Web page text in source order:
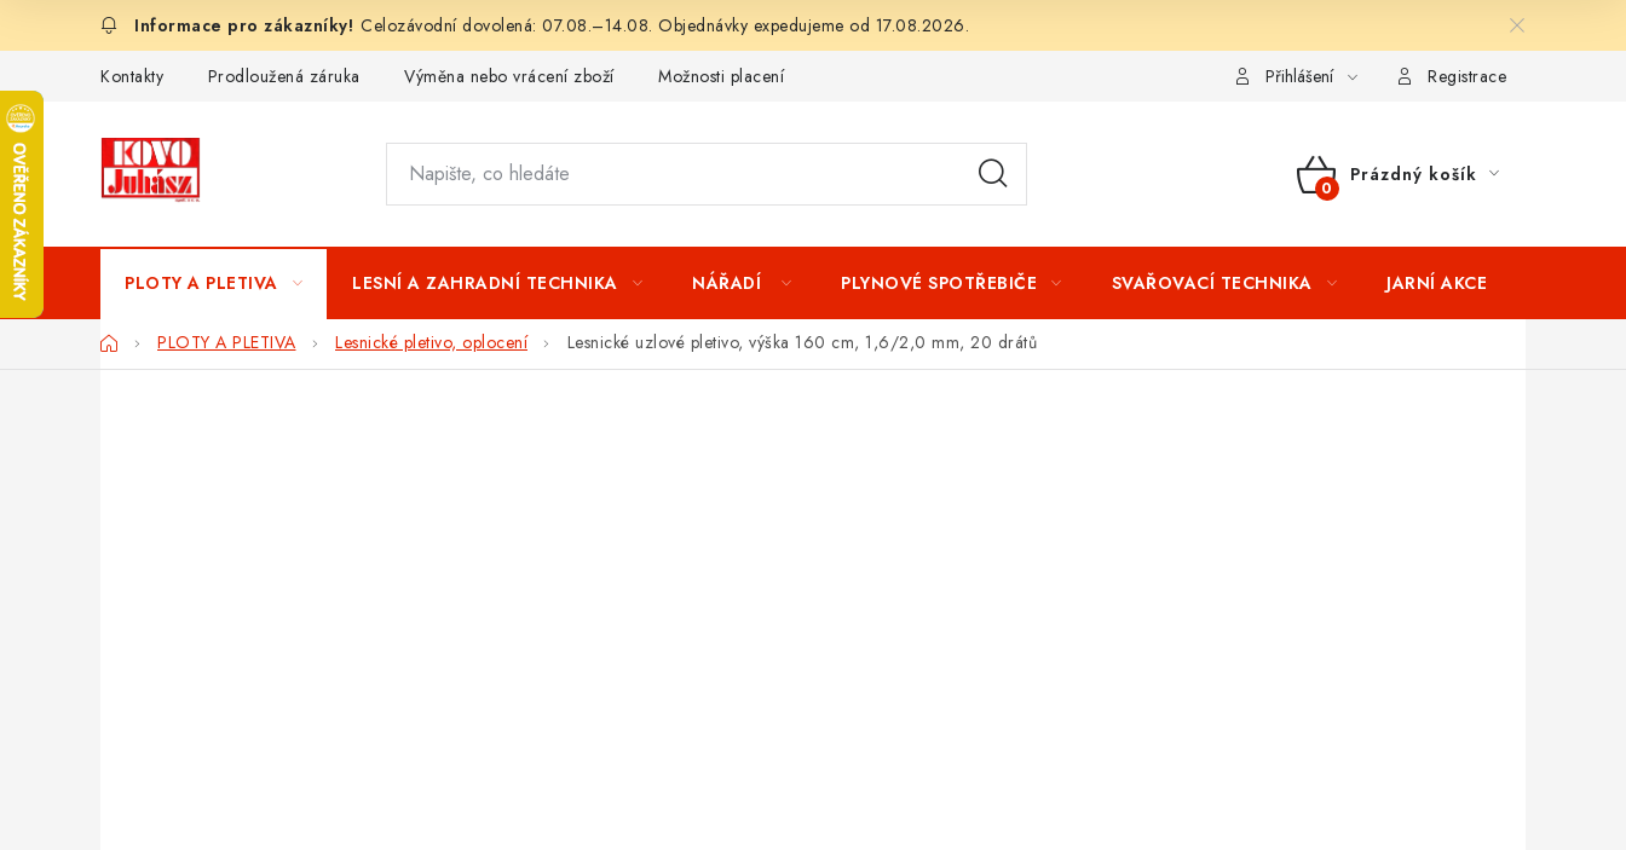
Celozávodní dovolená: 07.08.–14.08. Objednávky expedujeme od 17.08.2026.
Kontakty Prodloužená záruka Výměna nebo vrácení zboží Možnosti placení Splátkový prodej Tabulka velikostí oblečení
Přihlášení Registrace
NÁKUPNÍ
Prázdný košík
PLOTY A PLETIVA LESNÍ A ZAHRADNÍ TECHNIKA NÁŘADÍ PLYNOVÉ SPOTŘEBIČE SVAŘOVACÍ TECHNIKA JARNÍ AKCE
DomůPLOTY A PLETIVA Lesnické pletivo, oplocení Lesnické uzlové pletivo, výška 160 cm, 1,6/2,0 mm, 20 drátů